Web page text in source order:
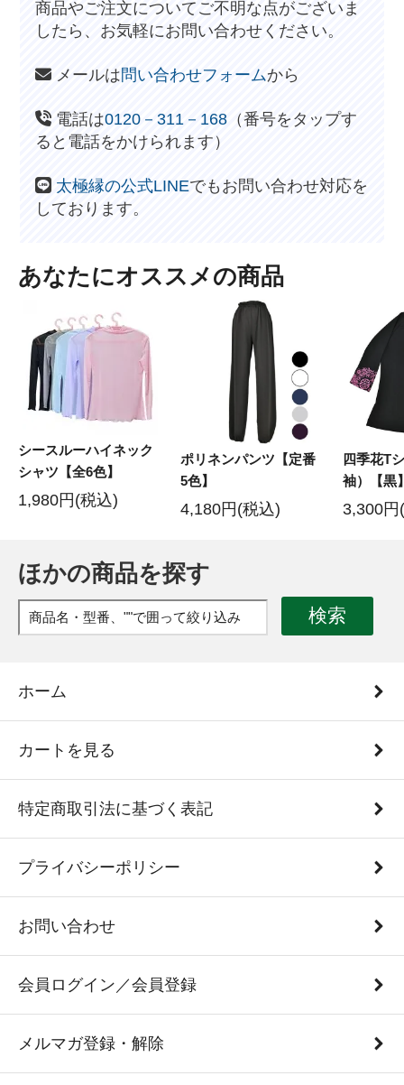
商品やご注文についてご不明な点がございま
したら、お気軽にお問い合わせください。
メールは問い合わせフォームから
電話は0120－311－168 （番号をタップす
ると電話をかけられます）
太極縁の公式LINEでもお問い合わせ対応を
しております。
あなたにオススメの商品
シースルーハイネック
シャツ【全6色】
1,980円(税込)
ポリネンパンツ【定番
5色】
4,180円(税込)
四季花T
袖）【黒
3,300円
ほかの商品を探す
検索
ホーム
カートを見る
特定商取引法に基づく表記
プライバシーポリシー
お問い合わせ
会員ログイン／会員登録
メルマガ登録・解除